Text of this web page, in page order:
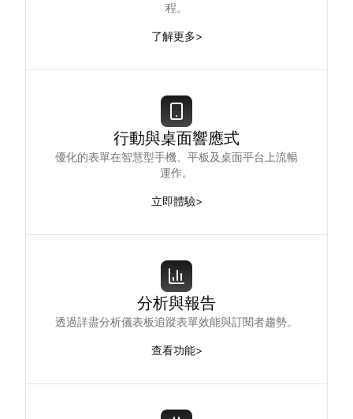
程。
了解更多>
行動與桌面響應式
優化的表單在智慧型手機、平板及桌面平台上流暢
運作。
立即體驗>
分析與報告
透過詳盡分析儀表板追蹤表單效能與訂閱者趨勢。
查看功能>